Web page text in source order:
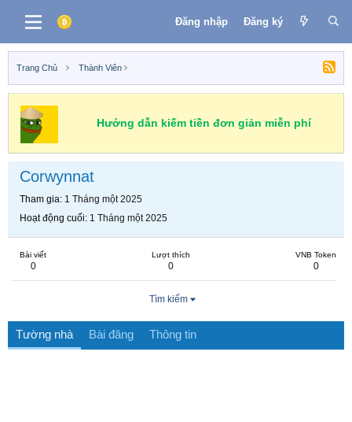
Đăng nhập Đăng ký
Trang Chủ Thành Viên
Hướng dẫn kiếm tiền đơn giản miễn phí
Corwynnat
Tham gia 1 Tháng một 2025
Hoạt động cuối 1 Tháng một 2025
Bài viết
0
Lượt thích
0
VNB Token
0
Tìm kiếm
Tường nhà Bài đăng Thông tin